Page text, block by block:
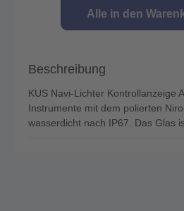
Alle in den
Beschreibung
KUS Navi-Lichter Kontrollanzeige
Instrumente mit dem polierten
wasserdicht nach IP67. Das Glas